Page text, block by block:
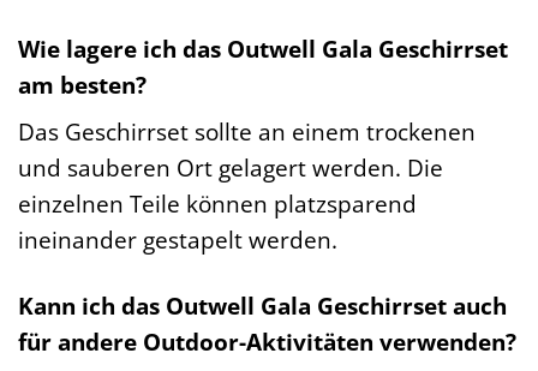
Wie lagere ich das Outwell Gala Geschirrset
am besten?
Das Geschirrset sollte an einem trockenen
und sauberen Ort gelagert werden. Die
einzelnen Teile können platzsparend
ineinander gestapelt werden.
Kann ich das Outwell Gala Geschirrset auch
für andere Outdoor-Aktivitäten verwenden?